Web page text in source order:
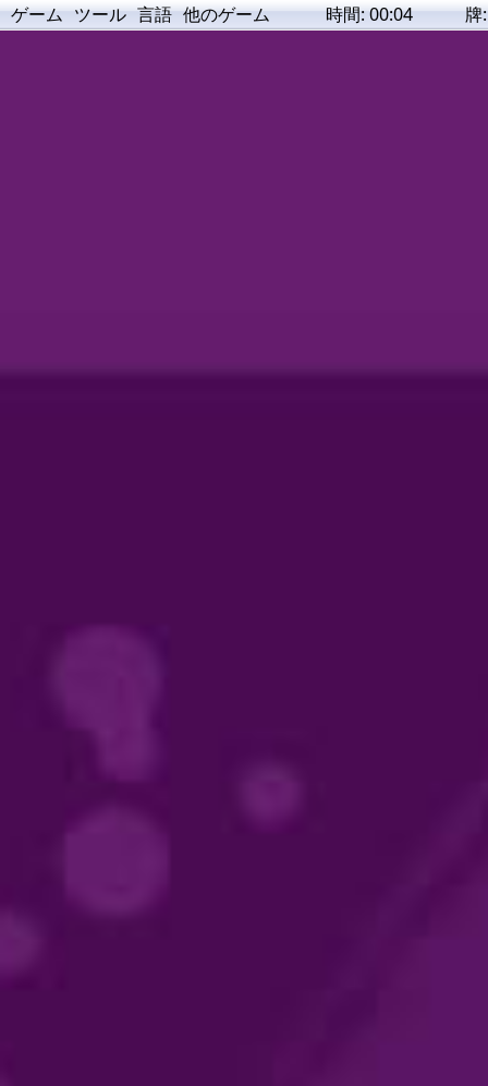
ゲーム ツール 言語 他のゲーム 時間:00:05